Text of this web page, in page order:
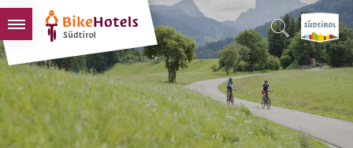
BIKEHOTELS
HOTELS & PACCHETTI
TOUR & TERRITORI